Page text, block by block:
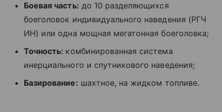
Боевая часть: до 10 разделяющихся
боеголовок индивидуального наведения (РГЧ
ИН) или одна мощная мегатонная боеголовка;
Точность: комбинированная система
инерциального и спутникового наведения;
Базирование: шахтное, на жидком топливе.